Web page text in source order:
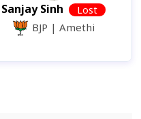
Sanjay Sinh Lost
BJP |Amethi